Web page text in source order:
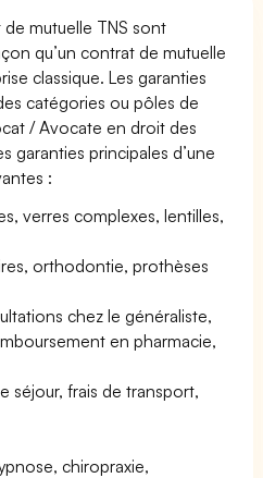
de mutuelle TNS sont
qu’un contrat de mutuelle
classique. Les garanties
catégories ou pôles de
/ Avocate en droit des
garanties principales d’une
:
verres complexes, lentilles,
orthodontie, prothèses
chez le généraliste,
en pharmacie,
séjour, frais de transport,
chiropraxie,